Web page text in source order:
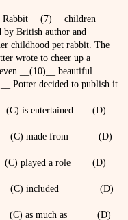
Rabbit __(7)__ children
by British author and
childhood pet rabbit. The
wrote to cheer up a
__(10)__ beautiful
Potter decided to publish it
(C) is entertained (D)
made from (D)
(C) played a role (D)
(C) included (D)
as much as (D)